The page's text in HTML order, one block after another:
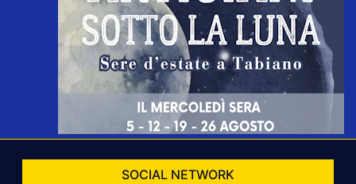
SOCIAL NETWORK